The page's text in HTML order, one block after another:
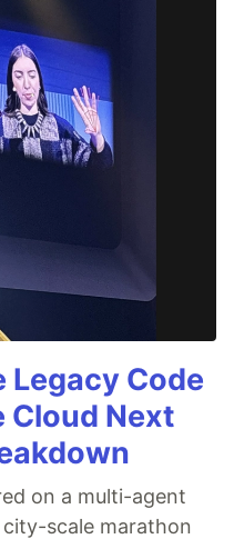
Legacy Code
Cloud Next
on a multi-agent
scale marathon